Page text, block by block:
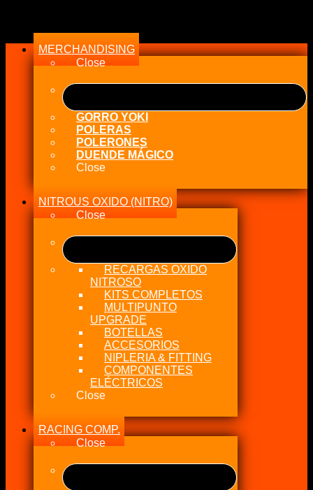
MERCHANDISING
Close
GORRO YOKI
POLERAS
POLERONES
DUENDE MÁGICO
Close
NITROUS OXIDO (NITRO)
Close
RECARGAS OXIDO
NITROSO
KITS COMPLETOS
MULTIPUNTO
UPGRADE
BOTELLAS
ACCESORIOS
NIPLERIA & FITTING
COMPONENTES
ELÉCTRICOS
Close
RACING COMP.
Close